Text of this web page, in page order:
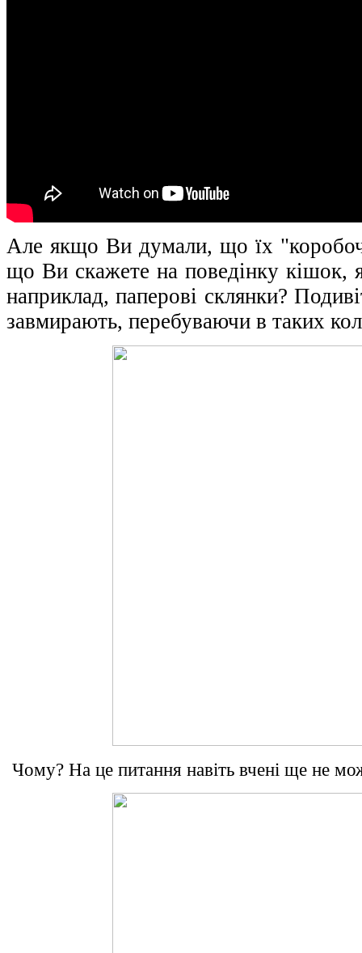
Але якщо Ви думали, що їх
що Ви скажете на поведінку кішок,
наприклад, паперові склянки?
завмирають, перебуваючи в таких
Чому? На це питання навіть вчені ще не